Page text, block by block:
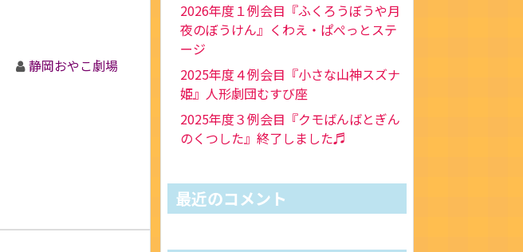
静岡おやこ劇場
2026年度１例会目『ふくろうぼうや月
夜のぼうけん』くわえ・ぱぺっとステ
ージ
2025年度４例会目『小さな山神スズナ
姫』人形劇団むすび座
2025年度３例会目『クモばんばとぎん
のくつした』終了しました♬
最近のコメント